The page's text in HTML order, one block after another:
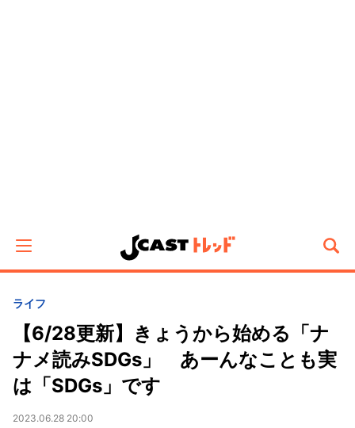
ライフ
【6/28更新】きょうから始める「ナ
ナメ読みSDGs」 あーんなことも実
は「SDGs」です
2023.06.28 20:00